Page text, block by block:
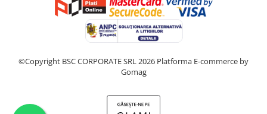
©Copyright BSC CORPORATE SRL 2026 Platforma E-commerce by
Gomag